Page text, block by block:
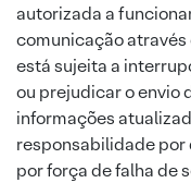
autorizada a
comunicação
está sujeita a
ou prejudicar o envio
informações
responsabilidade por
por força de falha de